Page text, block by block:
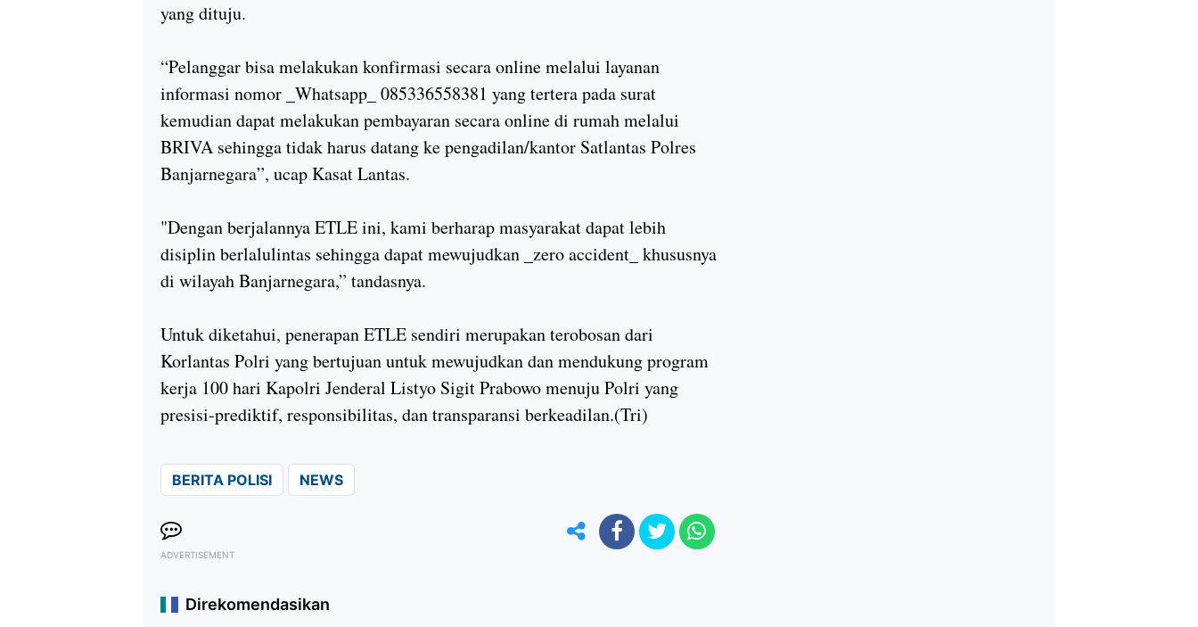
yang dituju.
“Pelanggar bisa melakukan konfirmasi secara online melalui layanan
informasi nomor _Whatsapp_ 085336558381 yang tertera pada surat
kemudian dapat melakukan pembayaran secara online di rumah melalui
BRIVA sehingga tidak harus datang ke pengadilan/kantor Satlantas Polres
Banjarnegara”, ucap Kasat Lantas.
"Dengan berjalannya ETLE ini, kami berharap masyarakat dapat lebih
disiplin berlalulintas sehingga dapat mewujudkan _zero accident_ khususnya
di wilayah Banjarnegara,” tandasnya.
Untuk diketahui, penerapan ETLE sendiri merupakan terobosan dari
Korlantas Polri yang bertujuan untuk mewujudkan dan mendukung program
kerja 100 hari Kapolri Jenderal Listyo Sigit Prabowo menuju Polri yang
presisi-prediktif, responsibilitas, dan transparansi berkeadilan.(Tri)
BERITA POLISI NEWS
ADVERTISEMENT
Direkomendasikan